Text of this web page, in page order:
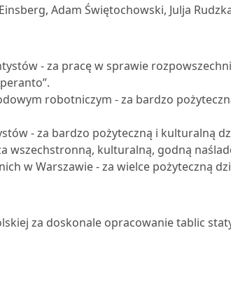
Adam Świętochowski, Julja
- za pracę w sprawie
robotniczym - za bardzo
- za bardzo pożyteczną i kulturalną
wszechstronną, kulturalną, godną
w Warszawie - za wielce pożyteczną
za doskonale opracowanie tablic